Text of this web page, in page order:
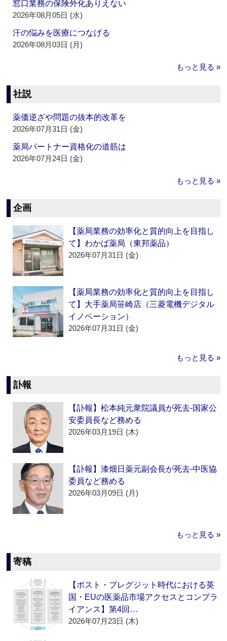
窓口業務の保険外化ありえない
2026年08月05日 (水)
汗の悩みを医療につなげる
2026年08月03日 (月)
もっと見る »
社説
薬価逆ざや問題の抜本的改革を
2026年07月31日 (金)
薬局パートナー資格化の道筋は
2026年07月24日 (金)
もっと見る »
企画
【薬局業務の効率化と質的向上を目指し
て】わかば薬局（東邦薬品）
2026年07月31日 (金)
【薬局業務の効率化と質的向上を目指し
て】大手薬局笹崎店（三菱電機デジタル
イノベーション）
2026年07月31日 (金)
もっと見る »
訃報
【訃報】松本純元衆院議員が死去‐国家公
安委員長など務める
2026年03月19日 (木)
【訃報】漆畑日薬元副会長が死去‐中医協
委員など務める
2026年03月09日 (月)
もっと見る »
寄稿
【ポスト・ブレグジット時代における英
国・EUの医薬品市場アクセスとコンプラ
イアンス】第4回…
2026年07月23日 (木)